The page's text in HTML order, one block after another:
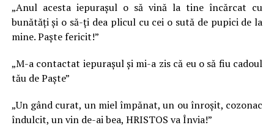
„Anul acesta iepuraşul o să vină la tine încărcat cu
bunătăţi şi o să-ţi dea plicul cu cei o sută de pupici de la
mine. Paște fericit!”
„M-a contactat iepuraşul şi mi-a zis că eu o să fiu cadoul
tău de Paşte”
„Un gând curat, un miel împănat, un ou înroşit, cozonac
îndulcit, un vin de-ai bea, HRISTOS va Învia!”